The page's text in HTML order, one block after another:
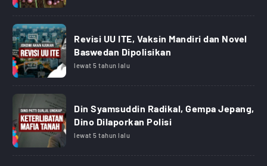
Revisi UU ITE, Vaksin Mandiri dan Novel
Baswedan Dipolisikan
lewat 5 tahun lalu
Din Syamsuddin Radikal, Gempa Jepang,
Dino Dilaporkan Polisi
lewat 5 tahun lalu